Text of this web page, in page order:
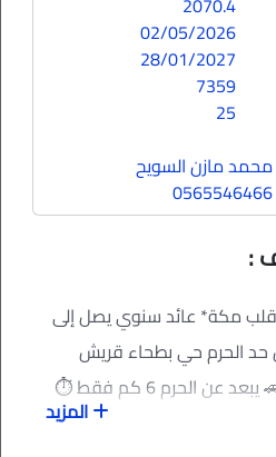
02/05/2026
28/01/2027
7359
25
محمد مازن السويح
0565546466
:
مكة* عائد سنوي يصل إلى
حد الحرم حي بطحاء قريش
مقابل كتابة العدل الأولى 🚗 يبعد عن الحرم 6 كم فقط ⏱
حوالي 12 دقيقة بالسيارة 🅿 مواقف سيارات 3 أدوار – تتسع
المزيد